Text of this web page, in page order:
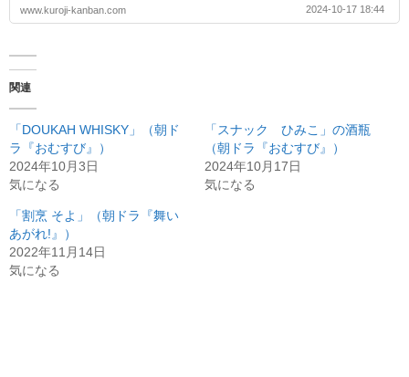
www.kuroji-kanban.com 2024-10-17 18:44
関連
「DOUKAH WHISKY」（朝ド
ラ『おむすび』）
2024年10月3日
気になる
「スナック ひみこ」の酒瓶
（朝ドラ『おむすび』）
2024年10月17日
気になる
「割烹 そよ」（朝ドラ『舞い
あがれ!』）
2022年11月14日
気になる